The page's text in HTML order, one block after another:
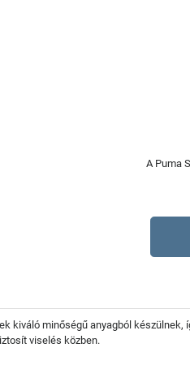
A Puma
kiváló minőségű anyagból
viselés közben.